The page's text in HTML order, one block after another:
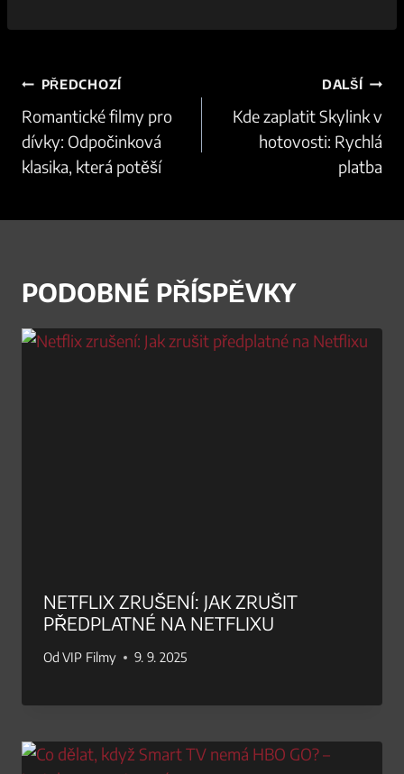
NAVIGACE
PRO
PŘÍSPĚVEK
PŘEDCHOZÍ
Romantické filmy pro
dívky: Odpočinková
klasika, která potěší
DALŠÍ
Kde zaplatit Skylink v
hotovosti: Rychlá
platba
PODOBNÉ PŘÍSPĚVKY
NETFLIX ZRUŠENÍ: JAK ZRUŠIT
PŘEDPLATNÉ NA NETFLIXU
Od VIP Filmy 9. 9. 2025